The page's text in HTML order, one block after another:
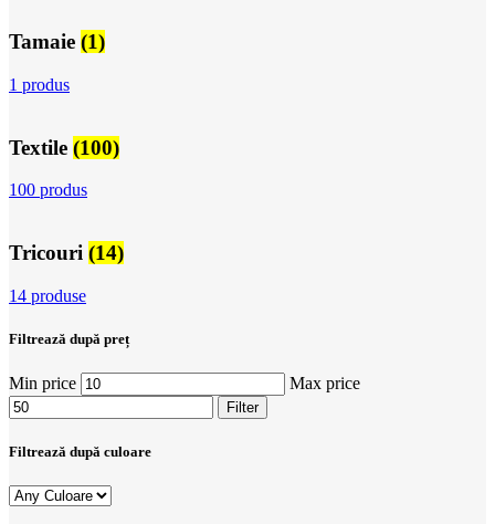
Tamaie (1)
1 produs
Textile (100)
100 produs
Tricouri (14)
14 produse
Filtrează după preț
Min price Max price
Filter
Filtrează după culoare